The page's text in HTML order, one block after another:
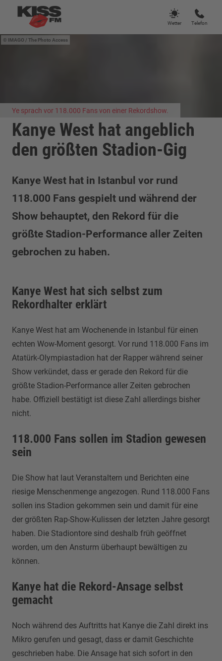
Wetter Telefon
IMAGO / The Photo Access
Ye sprach vor 118.000 Fans von einer Rekordshow.
Kanye West hat angeblich
den größten Stadion-Gig
Kanye West hat in Istanbul vor rund
118.000 Fans gespielt und während der
Show behauptet, den Rekord für die
größte Stadion-Performance aller Zeiten
gebrochen zu haben.
Kanye West hat sich selbst zum
Rekordhalter erklärt
Kanye West hat am Wochenende in Istanbul für einen
echten Wow-Moment gesorgt. Vor rund 118.000 Fans im
Atatürk-Olympiastadion hat der Rapper während seiner
Show verkündet, dass er gerade den Rekord für die
größte Stadion-Performance aller Zeiten gebrochen
habe. Offiziell bestätigt ist diese Zahl allerdings bisher
nicht.
118.000 Fans sollen im Stadion gewesen
sein
Die Show hat laut Veranstaltern und Berichten eine
riesige Menschenmenge angezogen. Rund 118.000 Fans
sollen ins Stadion gekommen sein und damit für eine
der größten Rap-Show-Kulissen der letzten Jahre gesorgt
haben. Die Stadiontore sind deshalb früh geöffnet
worden, um den Ansturm überhaupt bewältigen zu
können.
Kanye hat die Rekord-Ansage selbst
gemacht
Noch während des Auftritts hat Kanye die Zahl direkt ins
Mikro gerufen und gesagt, dass er damit Geschichte
geschrieben habe. Die Ansage hat sich sofort in den